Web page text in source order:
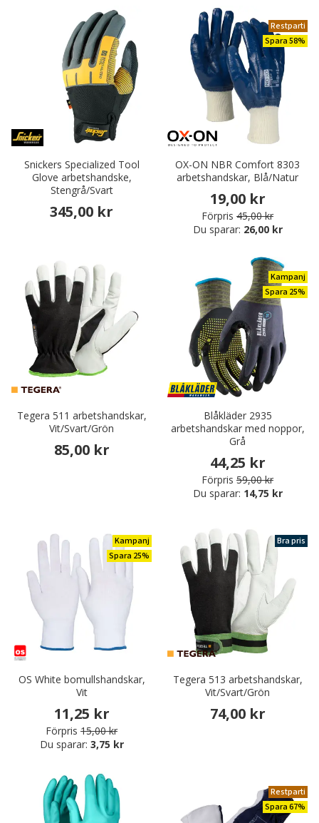
Snickers Specialized Tool
Glove arbetshandske,
Stengrå/Svart
345,00 kr
Restparti
Spara 58%
OX-ON NBR Comfort 8303
arbetshandskar, Blå/Natur
19,00 kr
Förpris 45,00 kr
Du sparar: 26,00 kr
Tegera 511 arbetshandskar,
Vit/Svart/Grön
85,00 kr
Kampanj
Spara 25%
Blåkläder 2935
arbetshandskar med noppor,
Grå
44,25 kr
Förpris 59,00 kr
Du sparar: 14,75 kr
Kampanj
Spara 25%
OS White bomullshandskar,
Vit
11,25 kr
Förpris 15,00 kr
Du sparar: 3,75 kr
Bra pris
Tegera 513 arbetshandskar,
Vit/Svart/Grön
74,00 kr
Restparti
Spara 67%